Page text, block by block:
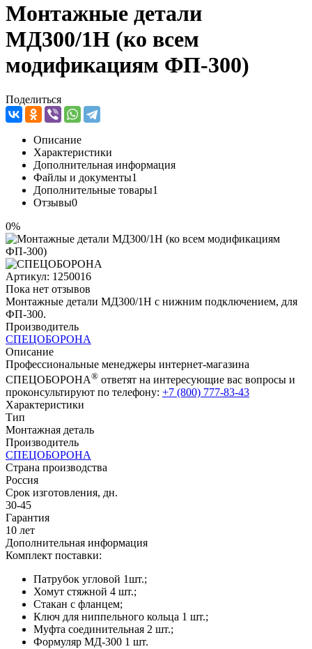
Монтажные детали
МД300/1Н (ко всем
модификациям ФП-300)
Поделиться
Описание
Характеристики
Дополнительная информация
Файлы и документы1
Дополнительные товары1
Отзывы0
0%
Артикул: 1250016
Пока нет отзывов
Монтажные детали МД300/1Н с нижним подключением, для
ФП-300.
Производитель
СПЕЦОБОРОНА
Описание
Профессиональные менеджеры интернет-магазина
СПЕЦОБОРОНА® ответят на интересующие вас вопросы и
проконсультируют по телефону: +7 (800) 777-83-43
Характеристики
Тип
Монтажная деталь
Производитель
СПЕЦОБОРОНА
Страна производства
Россия
Срок изготовления, дн.
30-45
Гарантия
10 лет
Дополнительная информация
Комплект поставки:
Патрубок угловой 1шт.;
Хомут стяжной 4 шт.;
Стакан с фланцем;
Ключ для ниппельного кольца 1 шт.;
Муфта соединительная 2 шт.;
Формуляр МД-300 1 шт.